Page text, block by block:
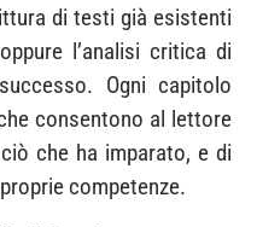
di testi già esistenti
l’analisi critica di
Ogni capitolo
consentono al lettore
che ha imparato, e di
competenze.